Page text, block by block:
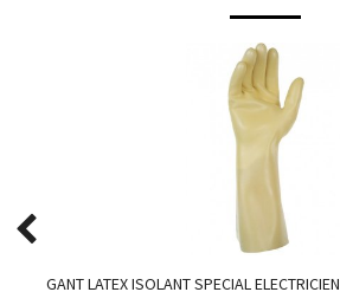
GANT LATEX ISOLANT SPECIAL